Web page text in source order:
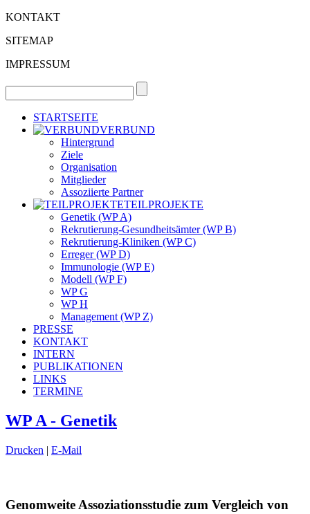
KONTAKT
SITEMAP
IMPRESSUM
STARTSEITE
VERBUND
Hintergrund
Ziele
Organisation
Mitglieder
Assoziierte Partner
TEILPROJEKTE
Genetik (WP A)
Rekrutierung-Gesundheitsämter (WP B)
Rekrutierung-Kliniken (WP C)
Erreger (WP D)
Immunologie (WP E)
Modell (WP F)
WP G
WP H
Management (WP Z)
PRESSE
KONTAKT
INTERN
PUBLIKATIONEN
LINKS
TERMINE
WP A - Genetik
Drucken | E-Mail
Genomweite Assoziationsstudie zum Vergleich von